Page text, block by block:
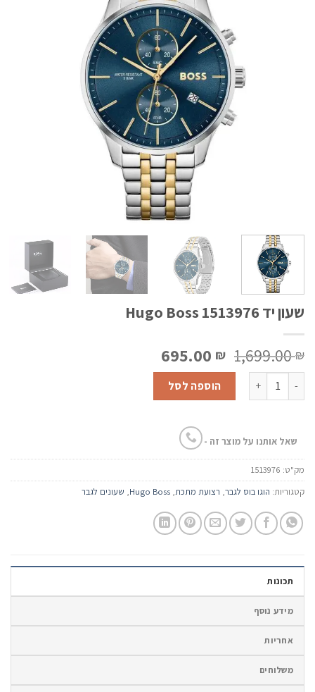
שעון יד Hugo Boss 1513976
1,699.00₪ המחיר
המקורי
היה:
1,699.00 ₪.
695.00 ₪
הנוכחי
695.00 ₪.
כמות של שעון יד Hugo Boss 1513976 הוספה לסל
שאל אותנו על מוצר זה -
מק"ט: 1513976
קטגוריות: הוגו בוס לגבר, רצועת מתכת,
Hugo Boss
, שעונים לגבר
תכונות
מידע נוסף
אחריות
משלוחים